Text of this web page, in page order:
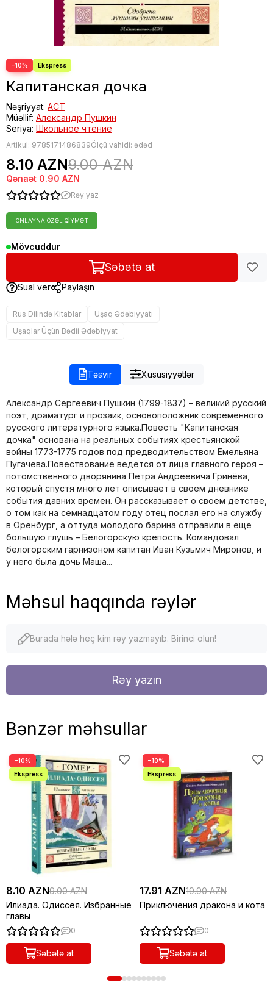
−10%
Капитанская дочка
Nəşriyyat: АСТ
Müəllif: Александр Пушкин
Seriya: Школьное чтение
Artikul: 9785171486839Ölçü vahidi: ədəd
8.10 AZN9.00 AZN
Qənaət 0.90 AZN
Rəy yaz
ONLAYNA ÖZƏL QIYMƏT
Mövcuddur
Səbətə at
Sual ver Paylaşın
Rus Dilində Kitablar
Uşaq Ədəbiyyatı
Uşaqlar Üçün Bədii Ədəbiyyat
Təsvir Xüsusiyyətlər
Александр Сергеевич Пушкин (1799-1837) – великий русский
поэт, драматург и прозаик, основоположник современного
русского литературного языка.Повесть "Капитанская
дочка" основана на реальных событиях крестьянской
войны 1773-1775 годов под предводительством Емельяна
Пугачева.Повествование ведется от лица главного героя –
потомственного дворянина Петра Андреевича Гринёва,
который спустя много лет описывает в своем дневнике
события давних времен. Он рассказывает о своем детстве,
о том как на семнадцатом году отец послал его на службу
в Оренбург, а оттуда молодого барина отправили в еще
большую глушь – Белогорскую крепость. Командовал
белогорским гарнизоном капитан Иван Кузьмич Миронов, и
у него была дочь Маша...
Məhsul haqqında rəylər
Burada hələ heç kim rəy yazmayıb. Birinci olun!
Rəy yazın
Bənzər məhsullar
−10%
8.10 AZN9.00 AZN
Илиада. Одиссея. Избранные
главы
0
Səbətə at
−10%
17.91 AZN19.90 AZN
Приключения дракона и кота
0
Səbətə at